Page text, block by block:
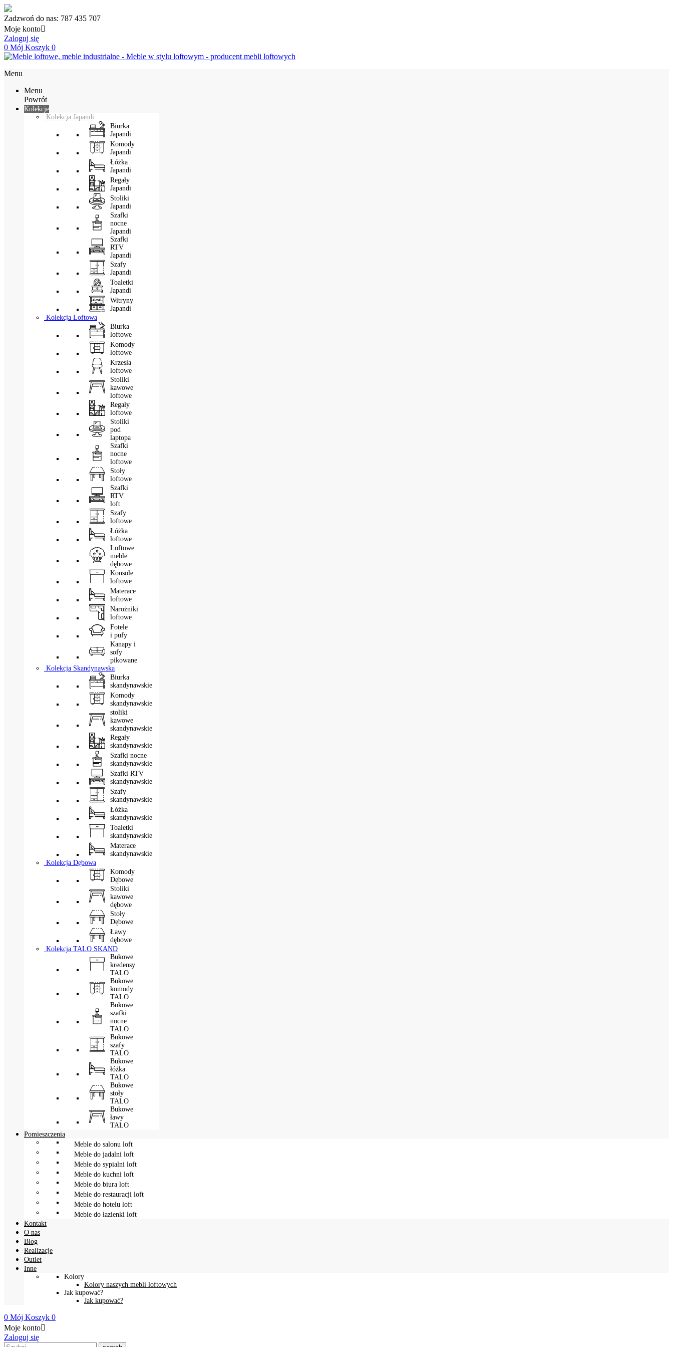
Zadzwoń do nas: 787 435 707
Moje konto
Zaloguj się
0 Mój Koszyk 0
Menu
Menu
Powrót
Kolekcje
Kolekcja Japandi
Biurka
Japandi
Komody
Japandi
Łóżka
Japandi
Regały
Japandi
Stoliki
Japandi
Szafki
nocne
Japandi
Szafki
RTV
Japandi
Szafy
Japandi
Toaletki
Japandi
Witryny
Japandi
Kolekcja Loftowa
Biurka
loftowe
Komody
loftowe
Krzesła
loftowe
Stoliki
kawowe
loftowe
Regały
loftowe
Stoliki
pod
laptopa
Szafki
nocne
loftowe
Stoły
loftowe
Szafki
RTV
loft
Szafy
loftowe
Łóżka
loftowe
Loftowe
meble
dębowe
Konsole
loftowe
Materace
loftowe
Narożniki
loftowe
Fotele
i pufy
Kanapy i
sofy
pikowane
Kolekcja Skandynawska
Biurka
skandynawskie
Komody
skandynawskie
stoliki
kawowe
skandynawskie
Regały
skandynawskie
Szafki nocne
skandynawskie
Szafki RTV
skandynawskie
Szafy
skandynawskie
Łóżka
skandynawskie
Toaletki
skandynawskie
Materace
skandynawskie
Kolekcja Dębowa
Komody
Dębowe
Stoliki
kawowe
dębowe
Stoły
Dębowe
Ławy
dębowe
Kolekcja TALO SKAND
Bukowe
kredensy
TALO
Bukowe
komody
TALO
Bukowe
szafki
nocne
TALO
Bukowe
szafy
TALO
Bukowe
łóżka
TALO
Bukowe
stoły
TALO
Bukowe
ławy
TALO
Pomieszczenia
Meble do salonu loft
Meble do jadalni loft
Meble do sypialni loft
Meble do kuchni loft
Meble do biura loft
Meble do restauracji loft
Meble do hotelu loft
Meble do łazienki loft
Kontakt
O nas
Blog
Realizacje
Outlet
Inne
Kolory
Kolory naszych mebli loftowych
Jak kupować?
Jak kupować?
0 Mój Koszyk 0
Moje konto
Zaloguj się